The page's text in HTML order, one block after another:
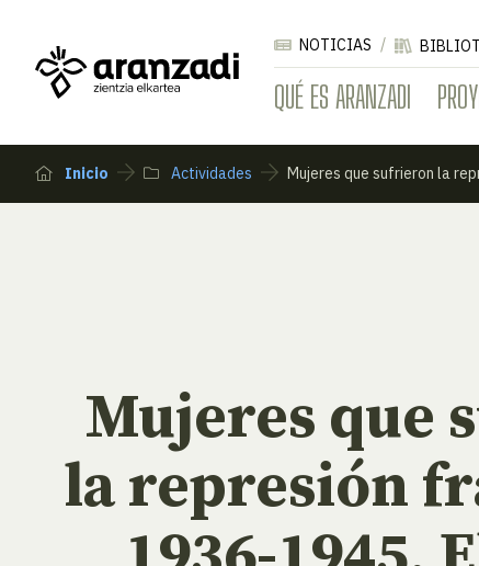
QUÉ ES ARANZADI
NOTICIAS
Inicio Actividades Mujeres que sufrieron la
Mujeres que
la represión